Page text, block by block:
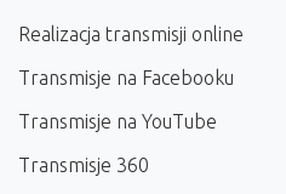
Realizacja transmisji online
Transmisje na Facebooku
Transmisje na YouTube
Transmisje 360